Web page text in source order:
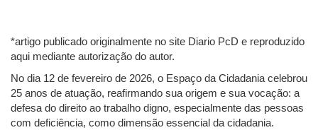
*artigo publicado originalmente no site Diario PcD e reproduzido
aqui mediante autorização do autor.
No dia 12 de fevereiro de 2026, o Espaço da Cidadania celebrou
25 anos de atuação, reafirmando sua origem e sua vocação: a
defesa do direito ao trabalho digno, especialmente das pessoas
com deficiência, como dimensão essencial da cidadania.